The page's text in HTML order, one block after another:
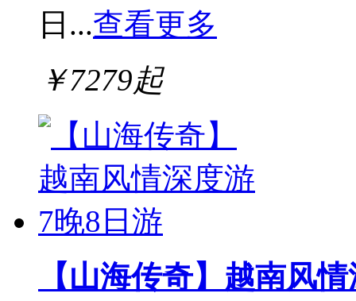
日...查看更多
￥7279起
【山海传奇】越南风